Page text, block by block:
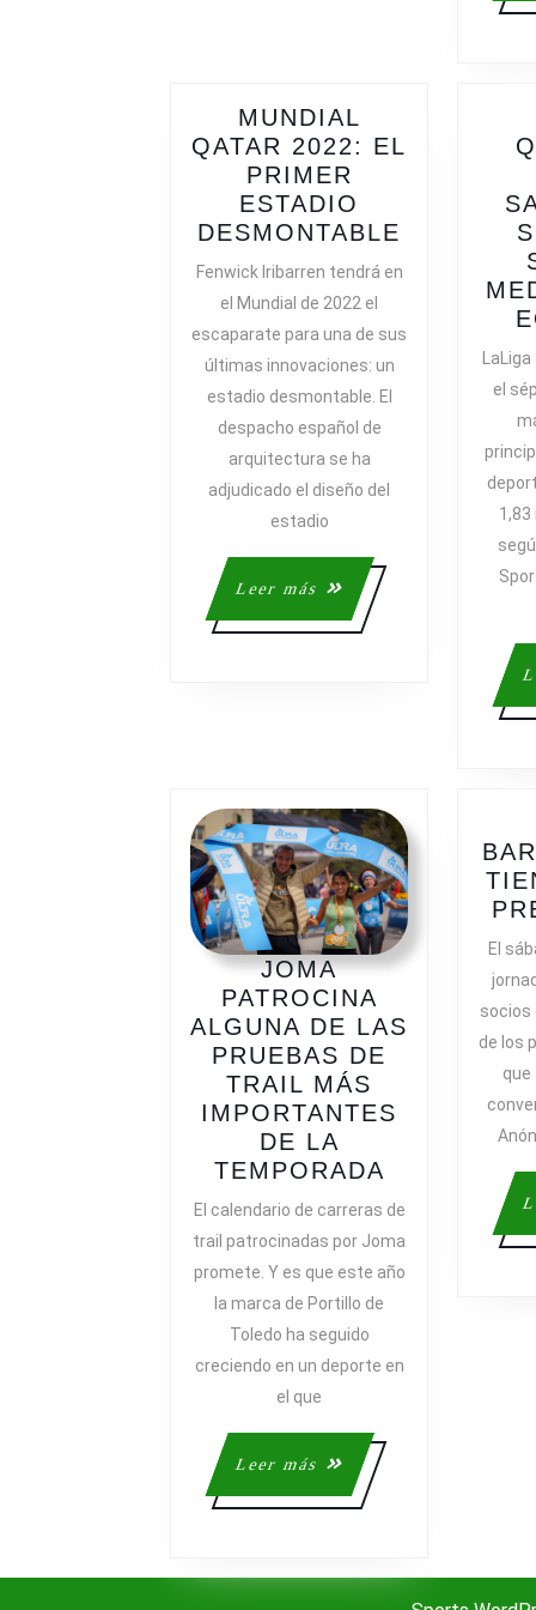
MUNDIAL
QATAR 2022: EL
PRIMER
ESTADIO
DESMONTABLE MUNDIAL
PRIMER
ESTADIO
Fenwick Iribarren tendrá en
el Mundial de 2022 el
escaparate para una de sus
últimas innovaciones: un
estadio desmontable. El
despacho español de
arquitectura se ha
adjudicado el diseño del
estadio
Leer más
Leer
más
el
JOMA
PATROCINA
ALGUNA DE LAS
PRUEBAS DE
TRAIL MÁS
IMPORTANTES
DE LA
TEMPORADA
ALGUNA
DE
LAS
TRAIL
DE
El calendario de carreras de
trail patrocinadas por Joma
promete. Y es que este año
la marca de Portillo de
Toledo ha seguido
creciendo en un deporte en
el que
Leer más
Leer
más
El
socios
de los
que